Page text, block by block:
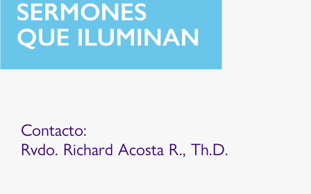
Contacto:
Rvdo. Richard Acosta R., Th.D.